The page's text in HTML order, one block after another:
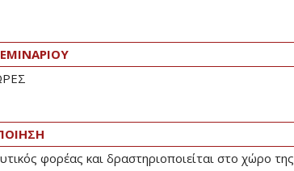
φορέας και δραστηριοποιείται στο χώρο της